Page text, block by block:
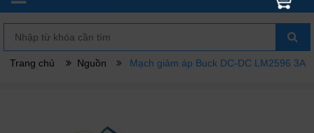
Trang chủ Nguồn Mạch giảm áp Buck DC-DC LM2596 3A